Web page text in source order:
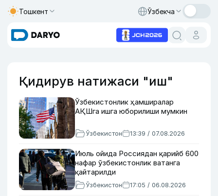
Тошкент Ўзбекча
Қидирув натижаси "иш"
Ўзбекистонлик ҳамширалар
АҚШга ишга юборилиши мумкин
Ўзбекистон 13:39 / 07.08.2026
Июль ойида Россиядан қарийб 600
нафар ўзбекистонлик ватанга
қайтарилди
Ўзбекистон 17:05 / 06.08.2026